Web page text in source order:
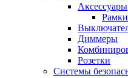
Аксессуары
Рамки
Диммеры
Розетки
Системы